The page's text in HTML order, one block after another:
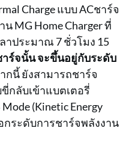
Charge แบบ ACชาร์จ
MG Home Charger ที่
าประมาณ 7 ชั่วโมง 15
าร์จนั้น จะขึ้นอยู่กับระดับ
กนี้ ยังสามารถชาร์จ
กลับเข้าแบตเตอรี่
Mode (Kinetic Energy
กระดับการชาร์จพลังงาน